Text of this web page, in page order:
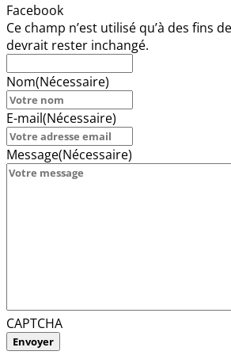
Facebook
Ce champ n’est utilisé qu’à des fins
devrait rester inchangé.
Nom(Nécessaire)
E-mail(Nécessaire)
Message(Nécessaire)
CAPTCHA